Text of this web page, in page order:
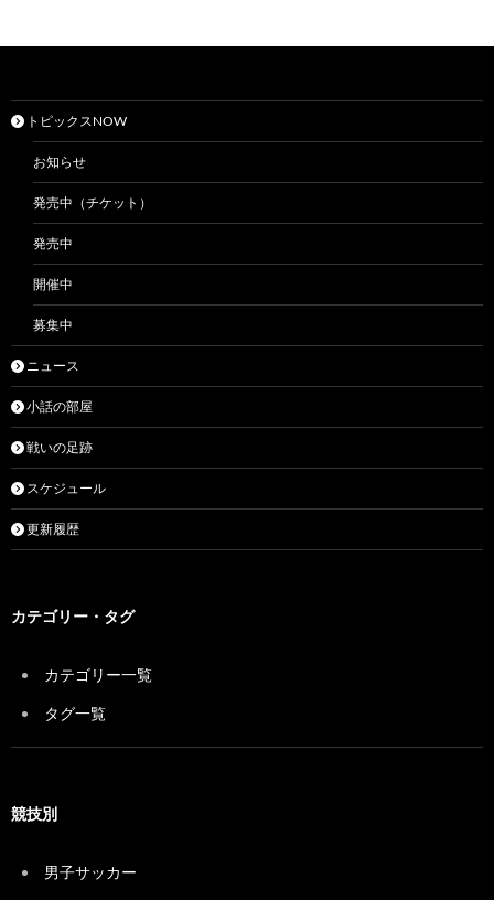
トピックスNOW
お知らせ
発売中（チケット）
発売中
開催中
募集中
ニュース
小話の部屋
戦いの足跡
スケジュール
更新履歴
カテゴリー・タグ
カテゴリー一覧
タグ一覧
競技別
男子サッカー